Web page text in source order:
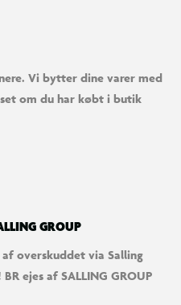
Vi bytter dine varer med
om du har købt i butik
GROUP
overskuddet via Salling
ejes af SALLING GROUP